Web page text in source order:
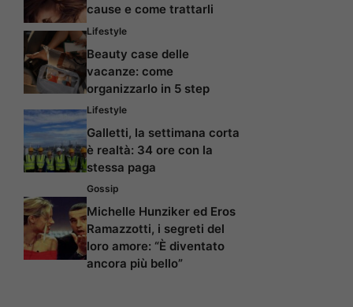
cause e come trattarli
Lifestyle
Beauty case delle
vacanze: come
organizzarlo in 5 step
Lifestyle
Galletti, la settimana corta
è realtà: 34 ore con la
stessa paga
Gossip
Michelle Hunziker ed Eros
Ramazzotti, i segreti del
loro amore: “È diventato
ancora più bello”